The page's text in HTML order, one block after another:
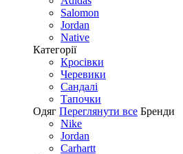
Salomon
Jordan
Native
Категорії
Кросівки
Черевики
Сандалі
Tапочки
Одяг Переглянути все Бренди
Nike
Jordan
Carhartt